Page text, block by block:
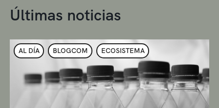
Últimas noticias
AL DÍA BLOGCOM ECOSISTEMA